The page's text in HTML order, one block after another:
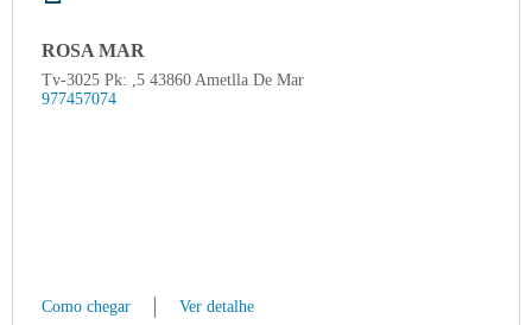
ROSA MAR
Tv-3025 Pk: ,5 43860 Ametlla De Mar
977457074
Como chegar Ver detalhe